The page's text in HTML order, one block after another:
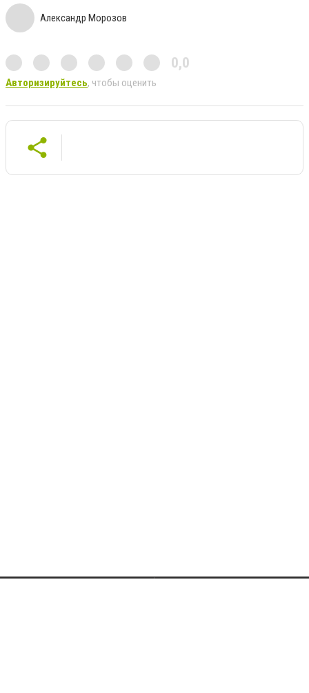
Александр Морозов
0,0
Авторизируйтесь, чтобы оценить